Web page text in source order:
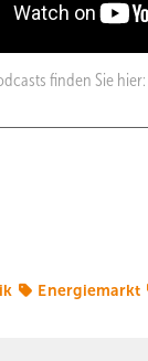
finden Sie hier:
Energiemarkt